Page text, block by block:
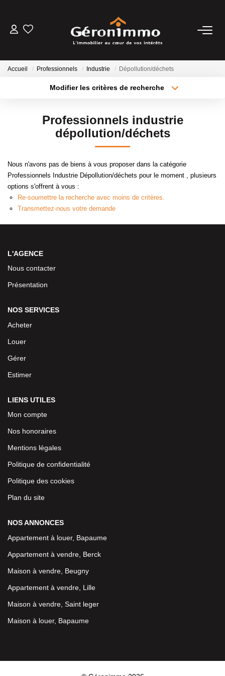
NOTRE AGENCE
CONTACT
Accueil Professionnels Industrie Dépollution/déchets
Modifier les critères de recherche
Sélectionnez...
Type de bien
Surface min
Créer une alerte
Professionnels industrie
dépollution/déchets
Nous n'avons pas de biens à vous proposer dans la catégorie
Professionnels Industrie Dépollution/déchets pour le moment , plusieurs
options s'offrent à vous :
Re-soumettre la recherche avec moins de critères.
Transmettez-nous votre demande
L'AGENCE
Nous contacter
Présentation
NOS SERVICES
Acheter
Louer
Gérer
Estimer
LIENS UTILES
Mon compte
Nos honoraires
Mentions légales
Politique de confidentialité
Politique des cookies
Plan du site
NOS ANNONCES
Appartement à louer, Bapaume
Appartement à vendre, Berck
Maison à vendre, Beugny
Appartement à vendre, Lille
Maison à vendre, Saint leger
Maison à louer, Bapaume